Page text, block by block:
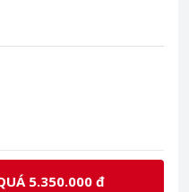
5.350.000 đ